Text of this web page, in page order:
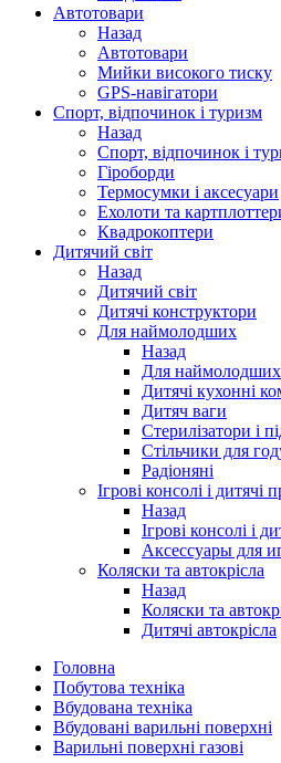
Автотовари
Назад
Автотовари
Мийки високого тиску
GPS-навігатори
Спорт, відпочинок і туризм
Назад
Спорт, відпочинок і
Гіроборди
Термосумки і аксесуари
Ехолоти та
Квадрокоптери
Дитячий світ
Назад
Дитячий світ
Дитячі конструктори
Для наймолодших
Назад
Для наймолодших
Дитячі кухонні
Дитяч ваги
Стерилізатори і
Стільчики для
Радіоняні
Ігрові консолі і дитячі
Назад
Ігрові консолі і
Аксессуары для
Коляски та автокрісла
Назад
Коляски та
Дитячі автокрісла
Головна
Побутова техніка
Вбудована техніка
Вбудовані варильні поверхні
Варильні поверхні газові